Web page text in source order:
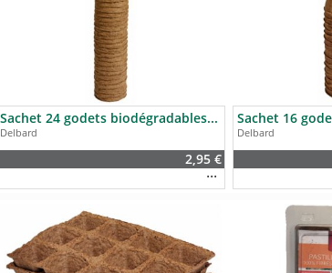
Sachet 24 godets biodégradables ronds 6cm - Delbard
Delbard
2,95 €
Delbard